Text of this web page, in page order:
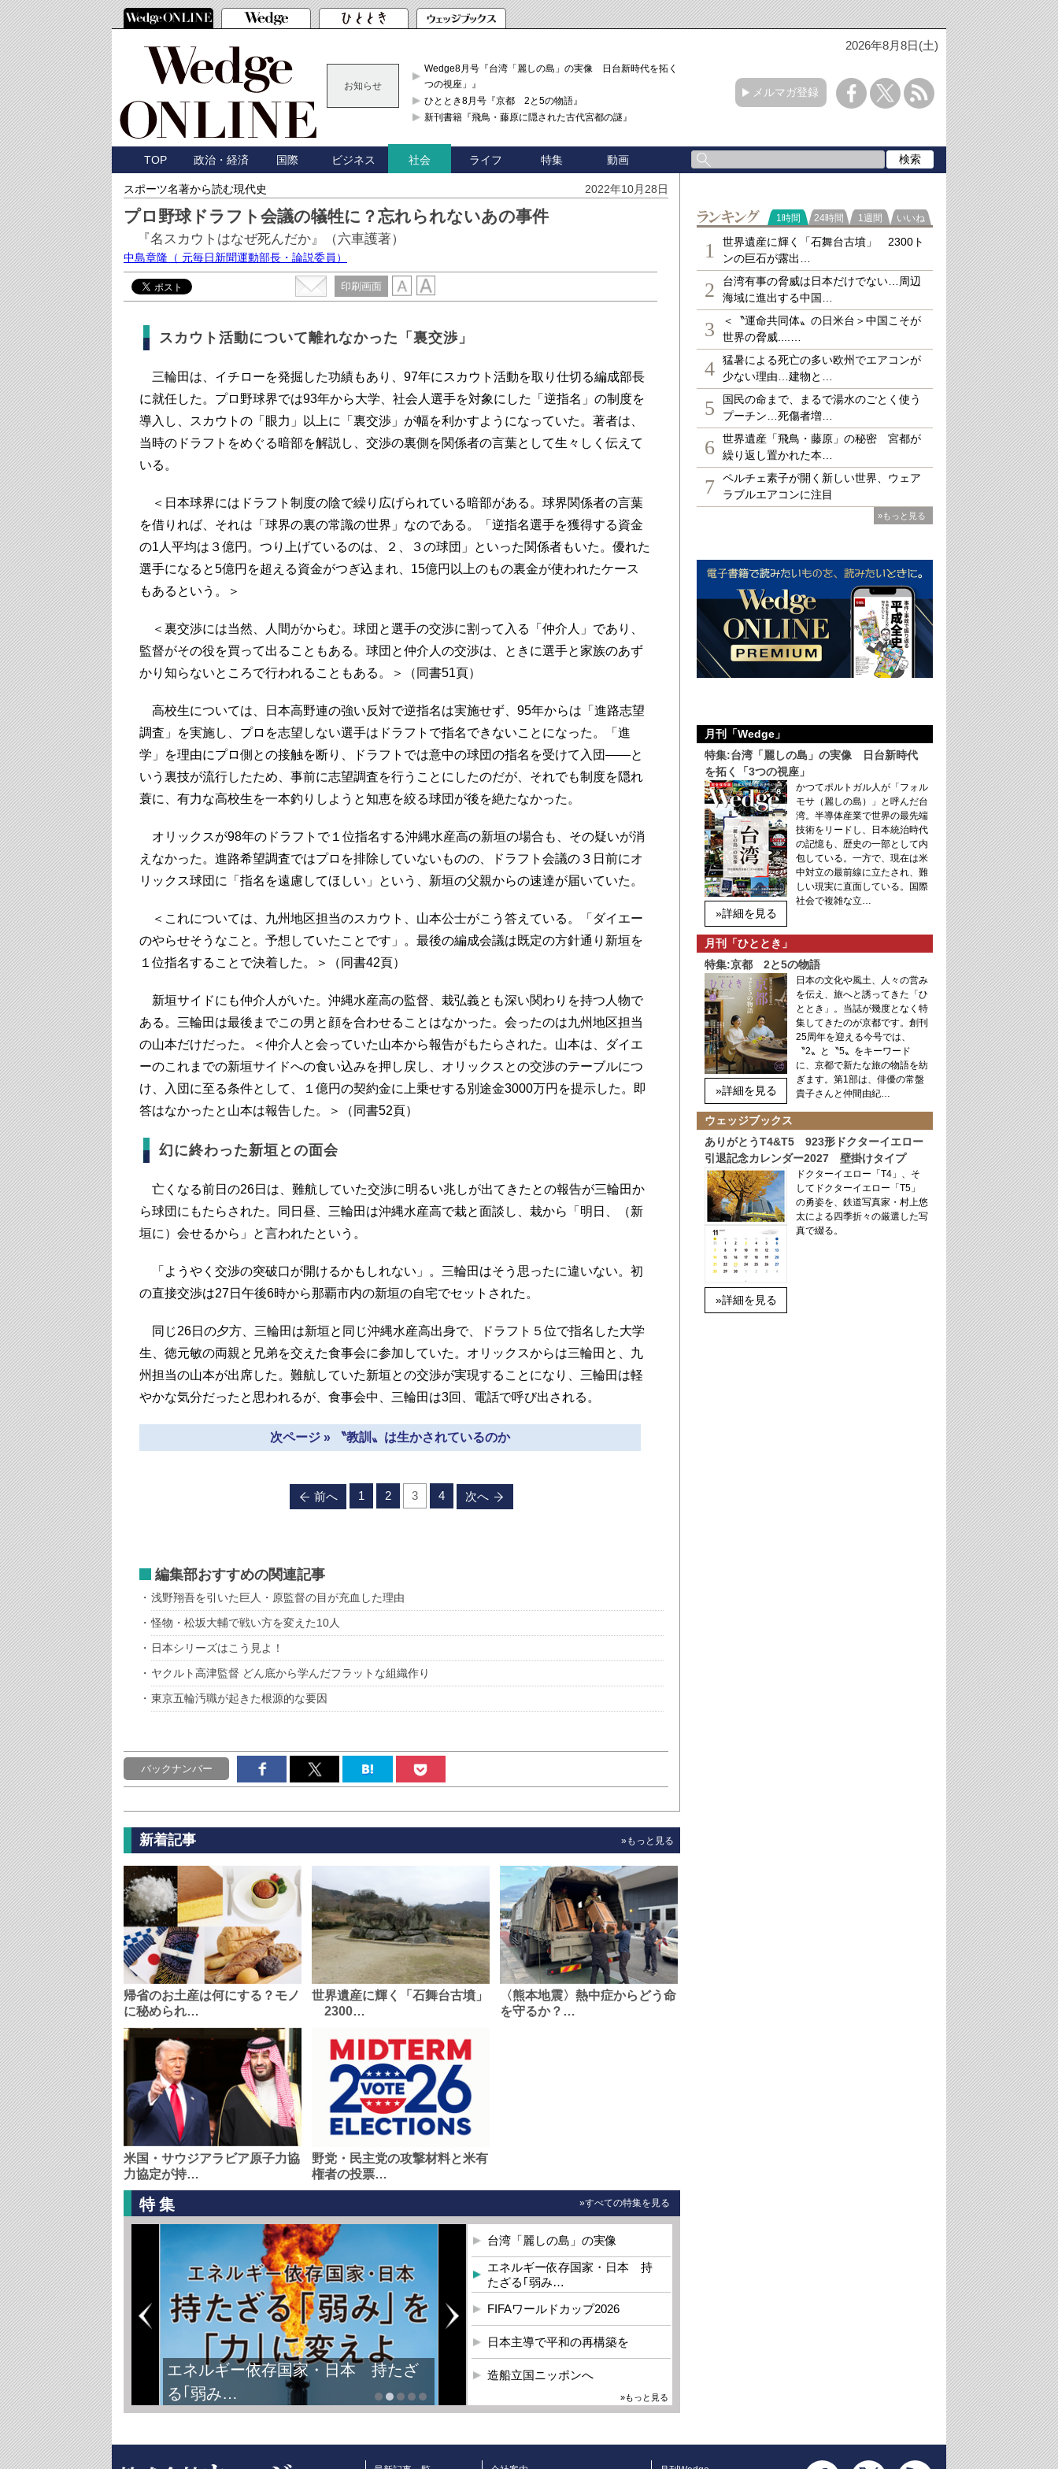
2026年8月8日(土)
お知らせ
Wedge8月号『台湾「麗しの島」の実像 日台新時代を拓く「3
つの視座」』
ひととき8月号『京都 2と5の物語』
新刊書籍『飛鳥・藤原に隠された古代宮都の謎』
メルマガ登録
TOP 政治・経済 国際 ビジネス 社会 ライフ 特集 動画
スポーツ名著から読む現代史 2022年10月28日
プロ野球ドラフト会議の犠牲に？忘れられないあの事件
『名スカウトはなぜ死んだか』（六車護著）
中島章隆 （ 元毎日新聞運動部長・論説委員）
印刷画面
スカウト活動について離れなかった「裏交渉」
三輪田は、イチローを発掘した功績もあり、97年にスカウト活動を取り仕切る編成部長
に就任した。プロ野球界では93年から大学、社会人選手を対象にした「逆指名」の制度を
導入し、スカウトの「眼力」以上に「裏交渉」が幅を利かすようになっていた。著者は、
当時のドラフトをめぐる暗部を解説し、交渉の裏側を関係者の言葉として生々しく伝えて
いる。
＜日本球界にはドラフト制度の陰で繰り広げられている暗部がある。球界関係者の言葉
を借りれば、それは「球界の裏の常識の世界」なのである。「逆指名選手を獲得する資金
の1人平均は３億円。つり上げているのは、２、３の球団」といった関係者もいた。優れた
選手になると5億円を超える資金がつぎ込まれ、15億円以上のもの裏金が使われたケース
もあるという。＞
＜裏交渉には当然、人間がからむ。球団と選手の交渉に割って入る「仲介人」であり、
監督がその役を買って出ることもある。球団と仲介人の交渉は、ときに選手と家族のあず
かり知らないところで行われることもある。＞（同書51頁）
高校生については、日本高野連の強い反対で逆指名は実施せず、95年からは「進路志望
調査」を実施し、プロを志望しない選手はドラフトで指名できないことになった。「進
学」を理由にプロ側との接触を断り、ドラフトでは意中の球団の指名を受けて入団――と
いう裏技が流行したため、事前に志望調査を行うことにしたのだが、それでも制度を隠れ
蓑に、有力な高校生を一本釣りしようと知恵を絞る球団が後を絶たなかった。
オリックスが98年のドラフトで１位指名する沖縄水産高の新垣の場合も、その疑いが消
えなかった。進路希望調査ではプロを排除していないものの、ドラフト会議の３日前にオ
リックス球団に「指名を遠慮してほしい」という、新垣の父親からの速達が届いていた。
＜これについては、九州地区担当のスカウト、山本公士がこう答えている。「ダイエー
のやらせそうなこと。予想していたことです」。最後の編成会議は既定の方針通り新垣を
１位指名することで決着した。＞（同書42頁）
新垣サイドにも仲介人がいた。沖縄水産高の監督、栽弘義とも深い関わりを持つ人物で
ある。三輪田は最後までこの男と顔を合わせることはなかった。会ったのは九州地区担当
の山本だけだった。＜仲介人と会っていた山本から報告がもたらされた。山本は、ダイエ
ーのこれまでの新垣サイドへの食い込みを押し戻し、オリックスとの交渉のテーブルにつ
け、入団に至る条件として、１億円の契約金に上乗せする別途金3000万円を提示した。即
答はなかったと山本は報告した。＞（同書52頁）
幻に終わった新垣との面会
亡くなる前日の26日は、難航していた交渉に明るい兆しが出てきたとの報告が三輪田か
ら球団にもたらされた。同日昼、三輪田は沖縄水産高で栽と面談し、栽から「明日、（新
垣に）会せるから」と言われたという。
「ようやく交渉の突破口が開けるかもしれない」。三輪田はそう思ったに違いない。初
の直接交渉は27日午後6時から那覇市内の新垣の自宅でセットされた。
同じ26日の夕方、三輪田は新垣と同じ沖縄水産高出身で、ドラフト５位で指名した大学
生、徳元敏の両親と兄弟を交えた食事会に参加していた。オリックスからは三輪田と、九
州担当の山本が出席した。難航していた新垣との交渉が実現することになり、三輪田は軽
やかな気分だったと思われるが、食事会中、三輪田は3回、電話で呼び出される。
次ページ » 〝教訓〟は生かされているのか
前へ 1 2 3 4 次へ
編集部おすすめの関連記事
浅野翔吾を引いた巨人・原監督の目が充血した理由
怪物・松坂大輔で戦い方を変えた10人
日本シリーズはこう見よ！
ヤクルト高津監督 どん底から学んだフラットな組織作り
東京五輪汚職が起きた根源的な要因
バックナンバー
新着記事 »もっと見る
帰省のお土産は何にする？モノ
に秘められ…
世界遺産に輝く「石舞台古墳」
2300…
〈熊本地震〉熱中症からどう命
を守るか？…
米国・サウジアラビア原子力協
力協定が持…
野党・民主党の攻撃材料と米有
権者の投票…
特集 »すべての特集を見る
エネルギー依存国家・日本 持たざ
る｢弱み…
台湾「麗しの島」の実像
エネルギー依存国家・日本 持
たざる｢弱み…
FIFAワールドカップ2026
日本主導で平和の再構築を
造船立国ニッポンへ
»もっと見る
ランキング
1時間 24時間 1週間 いいね
1
世界遺産に輝く「石舞台古墳」 2300ト
ンの巨石が露出…
2
台湾有事の脅威は日本だけでない…周辺
海域に進出する中国…
3
＜〝運命共同体〟の日米台＞中国こそが
世界の脅威....…
4
猛暑による死亡の多い欧州でエアコンが
少ない理由…建物と…
5
国民の命まで、まるで湯水のごとく使う
プーチン…死傷者増…
6
世界遺産「飛鳥・藤原」の秘密 宮都が
繰り返し置かれた本…
7
ペルチェ素子が開く新しい世界、ウェア
ラブルエアコンに注目
»もっと見る
月刊「Wedge」
特集:台湾「麗しの島」の実像 日台新時代
を拓く「3つの視座」
»詳細を見る
かつてポルトガル人が「フォル
モサ（麗しの島）」と呼んだ台
湾。半導体産業で世界の最先端
技術をリードし、日本統治時代
の記憶も、歴史の一部として内
包している。一方で、現在は米
中対立の最前線に立たされ、難
しい現実に直面している。国際
社会で複雑な立…
月刊「ひととき」
特集:京都 2と5の物語
»詳細を見る
日本の文化や風土、人々の営み
を伝え、旅へと誘ってきた「ひ
ととき」。当誌が幾度となく特
集してきたのが京都です。創刊
25周年を迎える今号では、
〝2〟と〝5〟をキーワード
に、京都で新たな旅の物語を紡
ぎます。第1部は、俳優の常盤
貴子さんと仲間由紀…
ウェッジブックス
ありがとうT4&T5 923形ドクターイエロー
引退記念カレンダー2027 壁掛けタイプ
»詳細を見る
ドクターイエロー「T4」、そ
してドクターイエロー「T5」
の勇姿を、鉄道写真家・村上悠
太による四季折々の厳選した写
真で綴る。